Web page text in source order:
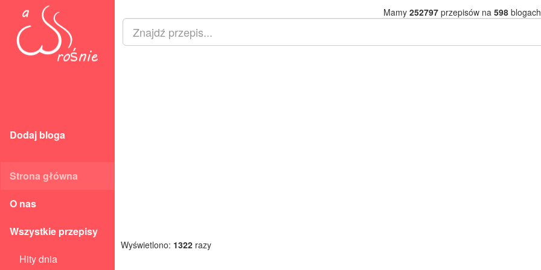
Dodaj bloga
Strona główna
O nas
Wszystkie przepisy
Hity dnia
Mamy 252797przepisów na 598
Wyświetlono: 1322 razy